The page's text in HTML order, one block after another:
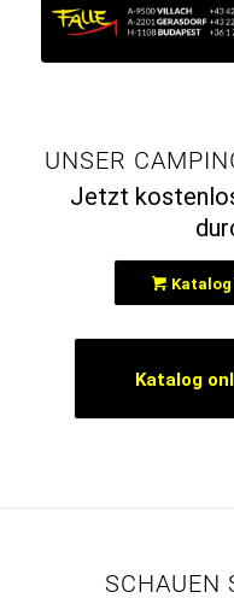
UNSER
Jetzt
Katalog
SCHAUEN